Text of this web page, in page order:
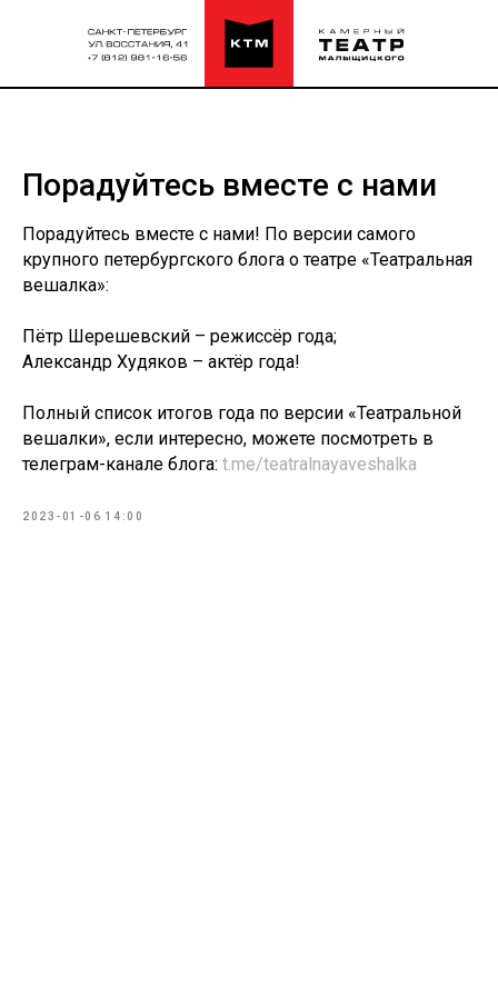
Порадуйтесь вместе с нами
Порадуйтесь вместе с нами! По версии самого
крупного петербургского блога о театре «Театральная
вешалка»:
Пётр Шерешевский – режиссёр года;
Александр Худяков – актёр года!
Полный список итогов года по версии «Театральной
вешалки», если интересно, можете посмотреть в
телеграм-канале блога: t.me/teatralnayaveshalka
2023-01-06 14:00